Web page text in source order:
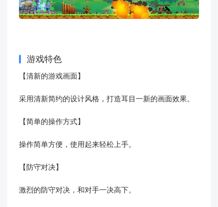
游戏特色
【清新的游戏画面】
采用清新简约的设计风格，打造耳目一新的画面效果。
【简单的操作方式】
操作简单方便，使用起来轻松上手。
【防守对决】
激烈的防守对决，和对手一决高下。